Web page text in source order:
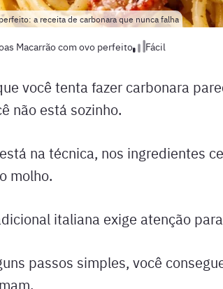
a receita de carbonara que nunca falha
Macarrão com ovo perfeito Fácil
você tenta fazer carbonara
não está sozinho.
na técnica, nos ingredientes
molho.
italiana exige atenção
passos simples, você